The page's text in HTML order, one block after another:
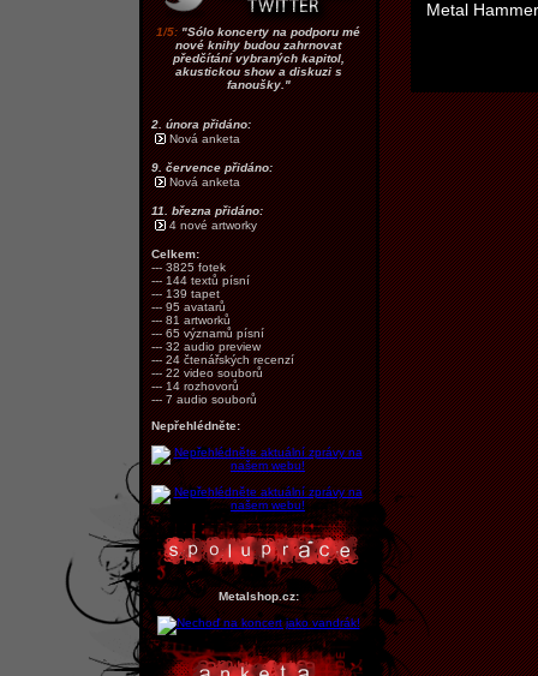
1/5:"Sólo koncerty na podporu mé
nové knihy budou zahrnovat
předčítání vybraných kapitol,
akustickou show a diskuzi s
fanoušky."
2. února přidáno:
Nová anketa
9. července přidáno:
Nová anketa
11. března přidáno:
4 nové artworky
Celkem:
--- 3825 fotek
--- 144 textů písní
--- 139 tapet
--- 95 avatarů
--- 81 artworků
--- 65 významů písní
--- 32 audio preview
--- 24 čtenářských recenzí
--- 22 video souborů
--- 14 rozhovorů
--- 7 audio souborů
Nepřehlédněte:
Metalshop.cz:
Metal